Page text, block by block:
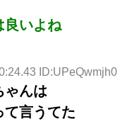
良いよね
ID:UPeQwmjh0
ゃんは
て言うてた